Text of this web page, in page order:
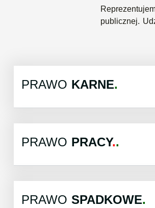
publicznej.
PRAWO KARNE
PRAWO PRACY.
PRAWOSPADKOWE